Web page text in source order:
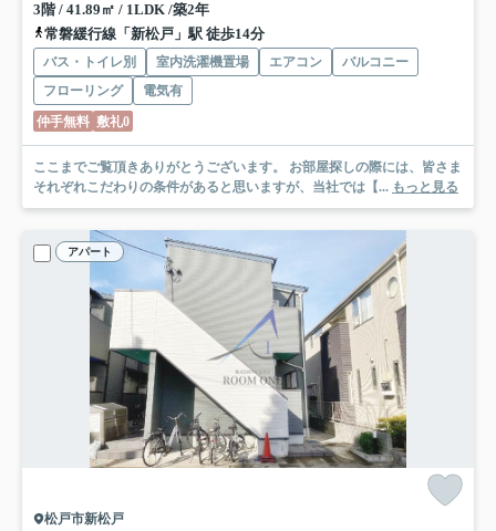
3階 / 41.89㎡ / 1LDK /築2年
常磐緩行線「新松戸」駅 徒歩14分
バス・トイレ別 室内洗濯機置場 エアコン
バルコニー
フローリング
電気有
仲手無料 敷礼0
ここまでご覧頂きありがとうございます。 お部屋探しの際には、皆さま
それぞれこだわりの条件があると思いますが、当社では【... もっと見る
アパート
松戸市新松戸